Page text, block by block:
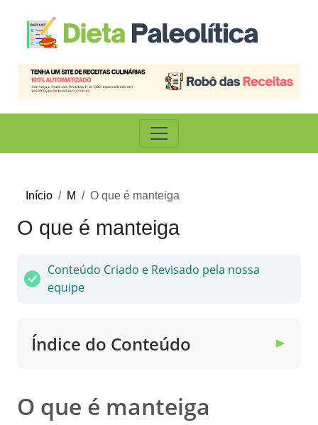
Início M O que é manteiga
O que é manteiga
Conteúdo Criado e Revisado pela nossa
equipe
Índice do Conteúdo ▼
O que é manteiga